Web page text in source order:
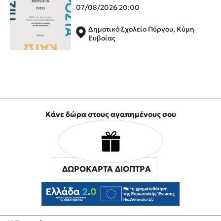
Προσεχείς εκδηλώσεις
Η Δανάη Δεληγεώργη στον Πύργο Κύμης
Ο Κώστας Κρομμύδας στο Παλαιοχώρι Καλαμπάκας
Ο Κώστας Κρομμύδας και η Μαρίνα Γιώτη στη Νικήτη
Βιβλίου στο Πεδίον του Άρεως
07/08/2026 20:00
Δημοτικό Σχολείο Πύργου, Κύμη
Ευβοίας
Κάνε δώρα στους αγαπημένους σου
ΔΩΡΟΚΑΡΤΑ ΔΙΟΠΤΡΑ